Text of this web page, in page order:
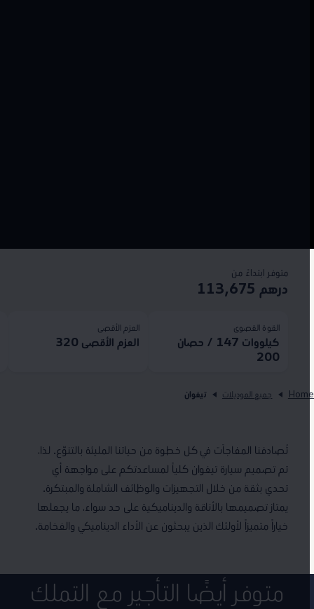
متوفر ابتداءً من
درهم 113,675
القوة القصوى
كيلووات 147 / حصان
200
العزم الأقصى
العزم الأقصى 320
جميع الموديلات تيغوان
تُصادفنا المفاجآت في كل خطوة من حياتنا المليئة بالتنوّع. لذا،
تم تصميم سيارة تيغوان كلياً لمساعدتكم على مواجهة أي
تحدي بثقة من خلال التجهيزات والوظائف الشاملة والمبتكرة.
يمتاز تصميمها بالأناقة والديناميكية على حد سواء، ما يجعلها
خياراً متميزاً لأولئك الذين يبحثون عن الأداء الديناميكي والفخامة.
متوفر أيضًا التأجير مع التملك